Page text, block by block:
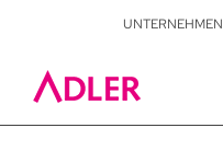
UNTERNEHMEN